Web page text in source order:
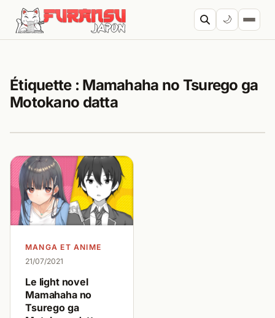
Aller au contenu
🌙
Étiquette : Mamahaha no Tsurego ga
Motokano datta
MANGA ET ANIME
21/07/2021
Le light novel
Mamahaha no
Tsurego ga